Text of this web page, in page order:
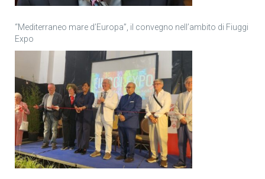
“Mediterraneo mare d’Europa”, il convegno nell’ambito di Fiuggi
Expo